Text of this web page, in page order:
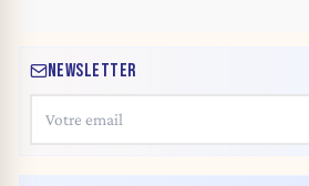
NEWSLETTER